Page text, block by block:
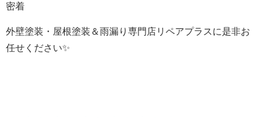
密着
外壁塗装・屋根塗装＆雨漏り専門店リペアプラスに是非お
任せください✨